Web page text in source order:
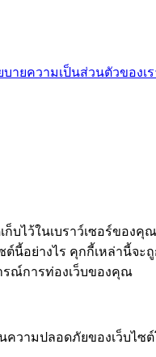
ายความเป็นส่วนตัวของเร
ว้ในเบราว์เซอร์ของคุ
อย่างไร คุกกี้เหล่านี้จะถู
รณ์การท่องเว็บของคุณ
วามปลอดภัยของเว็บไซ